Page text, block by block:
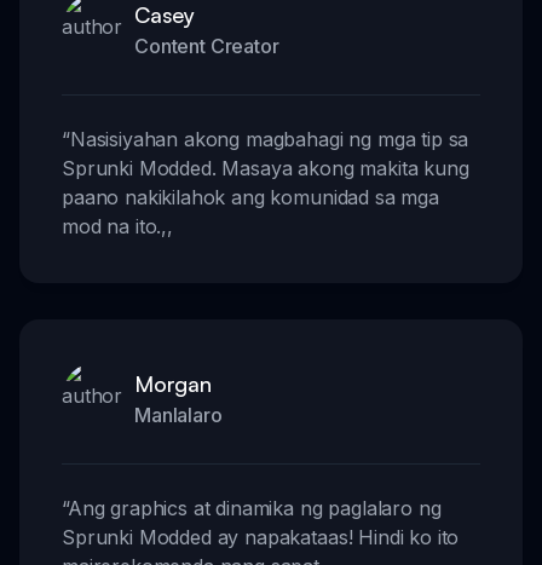
Casey
Content Creator
“Nasisiyahan akong magbahagi ng mga tip sa
Sprunki Modded. Masaya akong makita kung
paano nakikilahok ang komunidad sa mga
mod na ito.,,
Morgan
Manlalaro
“Ang graphics at dinamika ng paglalaro ng
Sprunki Modded ay napakataas! Hindi ko ito